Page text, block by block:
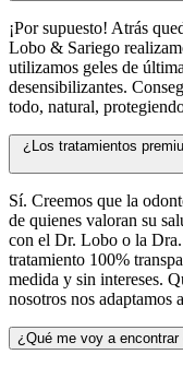
¡Por supuesto! Atrás
Lobo & Sariego
utilizamos geles de
desensibilizantes.
todo, natural,
¿Los tratamientos
Sí. Creemos que la
de quienes valoran su
con el Dr. Lobo o la
tratamiento 100%
medida y sin intereses.
nosotros nos adaptamos
¿Qué me voy a